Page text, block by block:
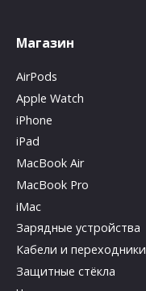
Магазин
AirPods
Apple Watch
iPhone
iPad
MacBook Air
MacBook Pro
iMac
Зарядные устройства
Кабели и переходники
Защитные стёкла